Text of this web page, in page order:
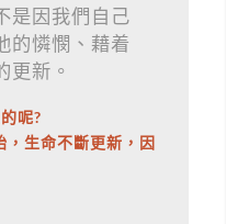
是因我們自己
的憐憫、藉着
更新。
呢?
，生命不斷更新，因